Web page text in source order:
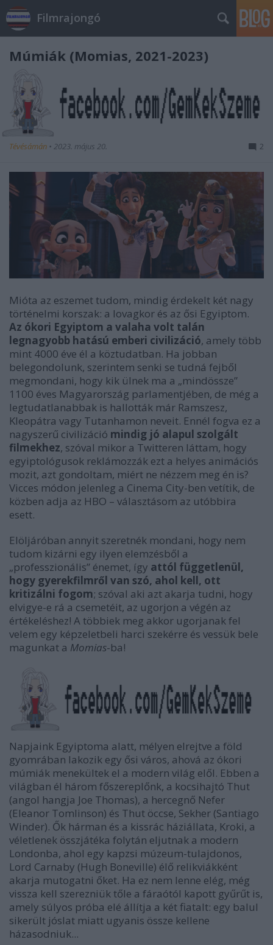
Filmrajongó
Múmiák (Momias, 2021-2023)
Tévésámán • 2023. május 20. 2
Mióta az eszemet tudom, mindig érdekelt két nagy
történelmi korszak: a lovagkor és az ősi Egyiptom.
Az ókori Egyiptom a valaha volt talán
legnagyobb hatású emberi civilizáció, amely több
mint 4000 éve él a köztudatban. Ha jobban
belegondolunk, szerintem senki se tudná fejből
megmondani, hogy kik ülnek ma a „mindössze”
1100 éves Magyarország parlamentjében, de még a
legtudatlanabbak is hallották már Ramszesz,
Kleopátra vagy Tutanhamon neveit. Ennél fogva ez a
nagyszerű civilizáció mindig jó alapul szolgált
filmekhez, szóval mikor a Twitteren láttam, hogy
egyiptológusok reklámozzák ezt a helyes animációs
mozit, azt gondoltam, miért ne nézzem meg én is?
Vicces módon jelenleg a Cinema City-ben vetítik, de
közben adja az HBO – választásom az utóbbira
esett.
Elöljáróban annyit szeretnék mondani, hogy nem
tudom kizárni egy ilyen elemzésből a
„professzionális” énemet, így attól függetlenül,
hogy gyerekfilmről van szó, ahol kell, ott
kritizálni fogom; szóval aki azt akarja tudni, hogy
elvigye-e rá a csemetéit, az ugorjon a végén az
értékeléshez! A többiek meg akkor ugorjanak fel
velem egy képzeletbeli harci szekérre és vessük bele
magunkat a Momias-ba!
Napjaink Egyiptoma alatt, mélyen elrejtve a föld
gyomrában lakozik egy ősi város, ahová az ókori
múmiák menekültek el a modern világ elől. Ebben a
világban él három főszereplőnk, a kocsihajtó Thut
(angol hangja Joe Thomas), a hercegnő Nefer
(Eleanor Tomlinson) és Thut öccse, Sekher (Santiago
Winder). Ők hárman és a kissrác háziállata, Kroki, a
véletlenek összjátéka folytán eljutnak a modern
Londonba, ahol egy kapzsi múzeum-tulajdonos,
Lord Carnaby (Hugh Boneville) élő relikviákként
akarja mutogatni őket. Ha ez nem lenne elég, még
vissza kell szerezniük tőle a fáraótól kapott gyűrűt is,
amely súlyos próba elé állítja a két fiatalt: egy balul
sikerült jóslat miatt ugyanis össze kellene
házasodniuk...